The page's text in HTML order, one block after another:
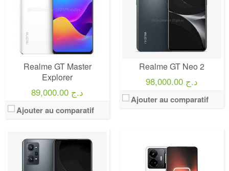
Realme GT Master
Explorer
89,000.00 د.ج
Ajouter au comparatif
Realme GT Neo 2
98,000.00 د.ج
Ajouter au comparatif